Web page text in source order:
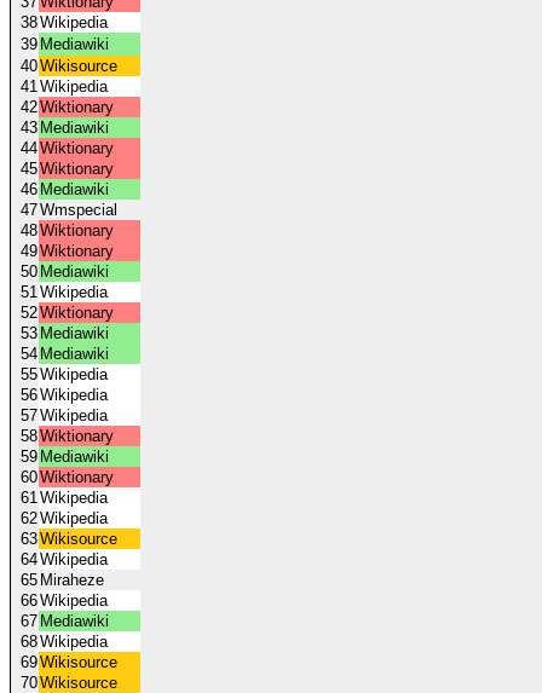
38Wikipedia
39 Mediawiki
40Wikisource
41Wikipedia
42Wiktionary
43 Mediawiki
44Wiktionary
45Wiktionary
46 Mediawiki
47Wmspecial
48Wiktionary
49Wiktionary
50 Mediawiki
51Wikipedia
52Wiktionary
53 Mediawiki
54 Mediawiki
55Wikipedia
56Wikipedia
57Wikipedia
58Wiktionary
59 Mediawiki
60Wiktionary
61Wikipedia
62Wikipedia
63Wikisource
64Wikipedia
65 Miraheze
66Wikipedia
67 Mediawiki
68Wikipedia
69Wikisource
70Wikisource